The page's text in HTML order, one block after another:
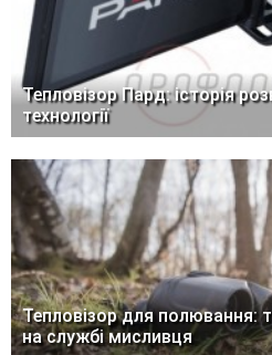
Тепловізор Пард: історія
технології
Тепловізор для полювання:
на службі мисливця